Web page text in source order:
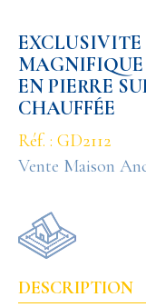
MAGNIFIQUE
EN PIERRE
CHAUFFÉE
Réf. : GD2112
Vente Maison
DESCRIPTION